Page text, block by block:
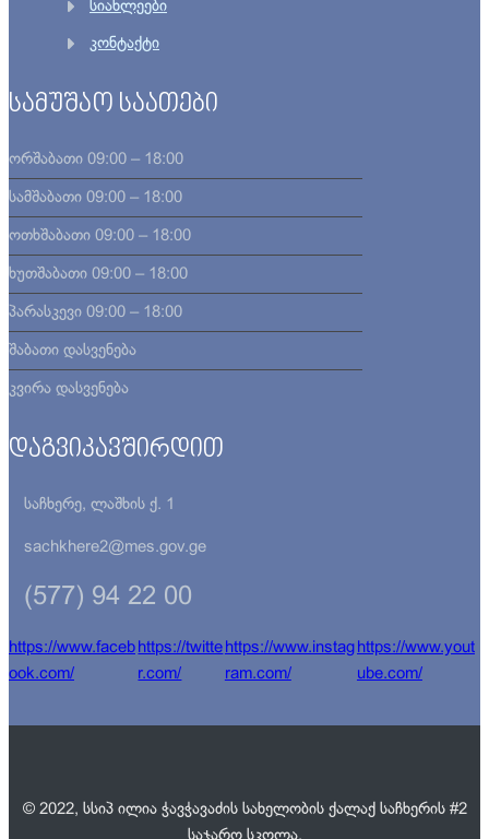
სიახლეები
კონტაქტი
სამუშაო საათები
ორშაბათი 09:00 – 18:00
სამშაბათი 09:00 – 18:00
ოთხშაბათი 09:00 – 18:00
ხუთშაბათი 09:00 – 18:00
პარასკევი 09:00 – 18:00
შაბათი დასვენება
კვირა დასვენება
დაგვიკავშირდით
საჩხერე, ლაშხის ქ. 1
sachkhere2@mes.gov.ge
(577) 94 22 00
https://www.faceb
ook.com/
https://twitte
r.com/
https://www.instag
ram.com/
https://www.yout
ube.com/
© 2022, სსიპ ილია ჭავჭავაძის სახელობის ქალაქ საჩხერის #2